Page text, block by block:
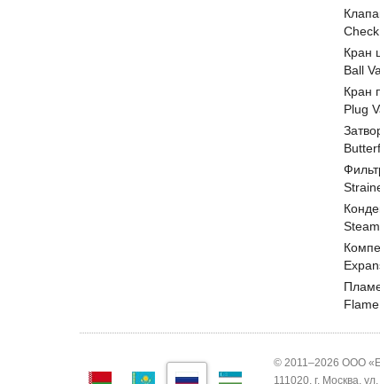
Кран
Ball
Кран
Plug
© 2011–2026 ООО
111020, г. Москва,